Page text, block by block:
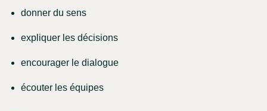
donner du sens
expliquer les décisions
encourager le dialogue
écouter les équipes